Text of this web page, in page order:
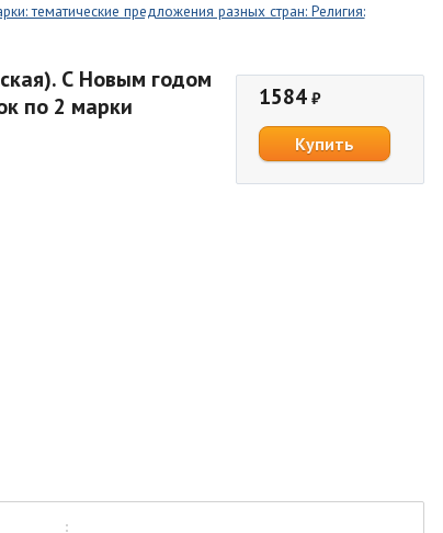
тематические предложения разных стран: Религия:
С Новым годом
по 2 марки
1584 ₽